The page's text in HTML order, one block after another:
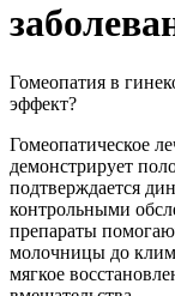
Гомеопатия в
эффект?
Гомеопатическое
демонстрирует
подтверждается
контрольными
препараты
молочницы до
мягкое